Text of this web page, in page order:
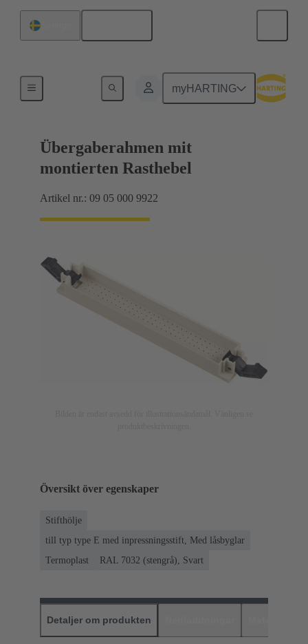
myHARTING
Förbindning moderkort till dotterkort
Übergaberahmen mit
montierten Rasthebel
Artikel nr.: 09 05 000 9922
Översikt över egenskaper
Stifthölje
till typ type E med inpressningsstift, Med låsbyglar
Termoplast
RAL 7032 (stengrå), Svart
Detaljer om produkten